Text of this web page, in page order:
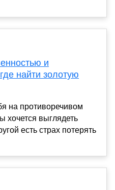
и
найти золотую
на противоречивом
хочется выглядеть
есть страх потерять